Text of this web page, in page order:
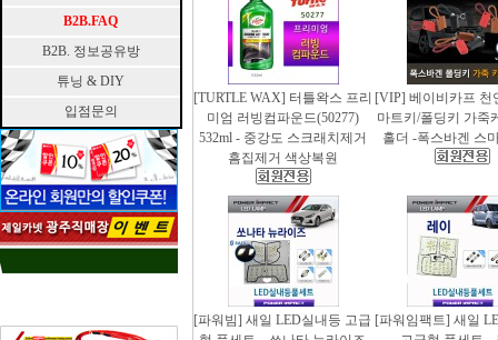
B2B.FAQ
B2B. 정보공유방
튜닝 & DIY
입점문의
[TURTLE WAX] 터틀왁스 프리
미엄 러빙컴파운드(50277)
532ml - 중강도 스크래치제거
흠집제거 색상복원
[VIP] 베이비카프 천
마트키/폴딩키 가죽
홀더 -폭스바겐 스
[파워빔] 새일 LED실내등 고급 [파워임팩트] 새일